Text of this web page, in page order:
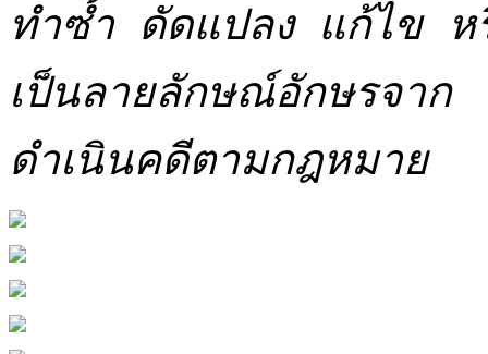
ทำซ้ำ ดัดแปลง แก้ไข ห
เป็นลายลักษณ์อักษรจาก
ดำเนินคดีตามกฎหมาย